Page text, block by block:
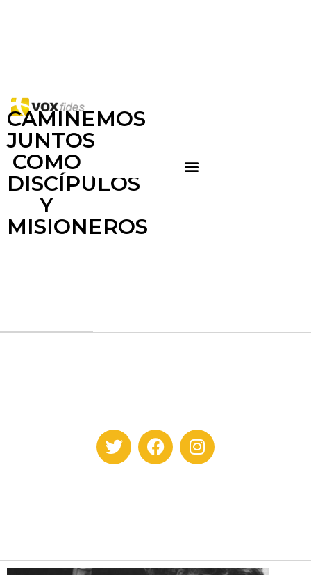
CAMINEMOS
JUNTOS
COMO
DISCÍPULOS
Y
MISIONEROS